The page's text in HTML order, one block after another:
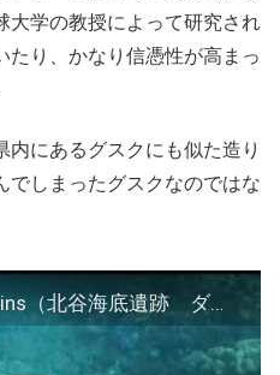
大学の教授によって研究され
たり、かなり信憑性が高まっ
内にあるグスクにも似た造り
でしまったグスクなのではな
Bottom of the sea remains（北谷海底遺跡 ダイビング）